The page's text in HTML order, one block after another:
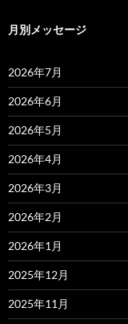
月別メッセージ
2026年7月
2026年6月
2026年5月
2026年4月
2026年3月
2026年2月
2026年1月
2025年12月
2025年11月